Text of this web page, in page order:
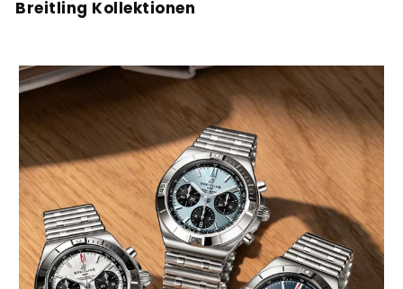
Breitling Kollektionen